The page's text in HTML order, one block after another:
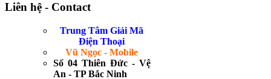
Liên hệ - Contact
Trung Tâm Giải Mã
Điện Thoại
Vũ Ngọc - Mobile
Số 04 Thiên Đức - Vệ
An - TP Bắc Ninh